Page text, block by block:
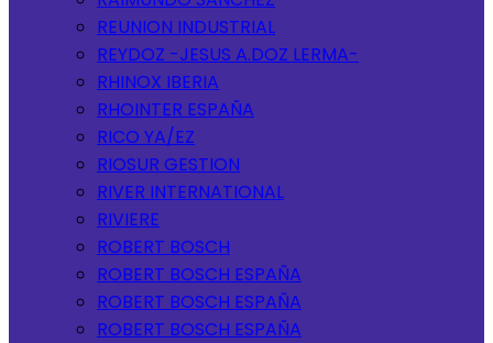
REUNION INDUSTRIAL
REYDOZ -JESUS A.DOZ LERMA-
RHINOX IBERIA
RHOINTER ESPAÑA
RICO YA/EZ
RIOSUR GESTION
RIVER INTERNATIONAL
RIVIERE
ROBERT BOSCH
ROBERT BOSCH ESPAÑA
ROBERT BOSCH ESPAÑA
ROBERT BOSCH ESPAÑA